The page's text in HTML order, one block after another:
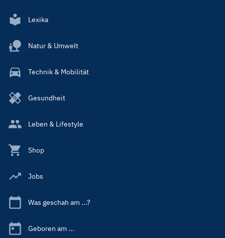
Lexika
Natur & Umwelt
Technik & Mobilität
Gesundheit
Leben & Lifestyle
Shop
Jobs
Was geschah am ...?
Geboren am ...